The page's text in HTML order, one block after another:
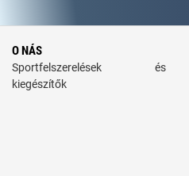
O NÁS
Sportfelszerelések és
kiegészítők